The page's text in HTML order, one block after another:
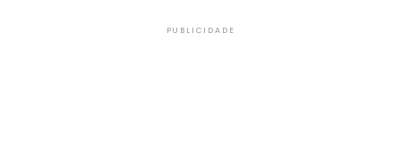
PUBLICIDADE